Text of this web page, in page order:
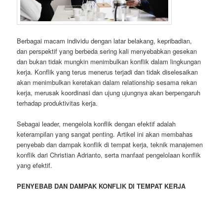
Berbagai macam individu dengan latar belakang, kepribadian,
dan perspektif yang berbeda sering kali menyebabkan gesekan
dan bukan tidak mungkin menimbulkan konflik dalam lingkungan
kerja. Konflik yang terus menerus terjadi dan tidak diselesaikan
akan menimbulkan keretakan dalam relationship sesama rekan
kerja, merusak koordinasi dan ujung ujungnya akan berpengaruh
terhadap produktivitas kerja.
Sebagai leader, mengelola konflik dengan efektif adalah
keterampilan yang sangat penting. Artikel ini akan membahas
penyebab dan dampak konflik di tempat kerja, teknik manajemen
konflik dari Christian Adrianto, serta manfaat pengelolaan konflik
yang efektif.
PENYEBAB DAN DAMPAK KONFLIK DI TEMPAT KERJA